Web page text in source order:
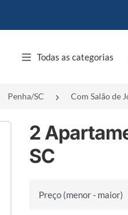
Todas as categorias
Penha/SC Com Salão de
2
SC
Ordenar por